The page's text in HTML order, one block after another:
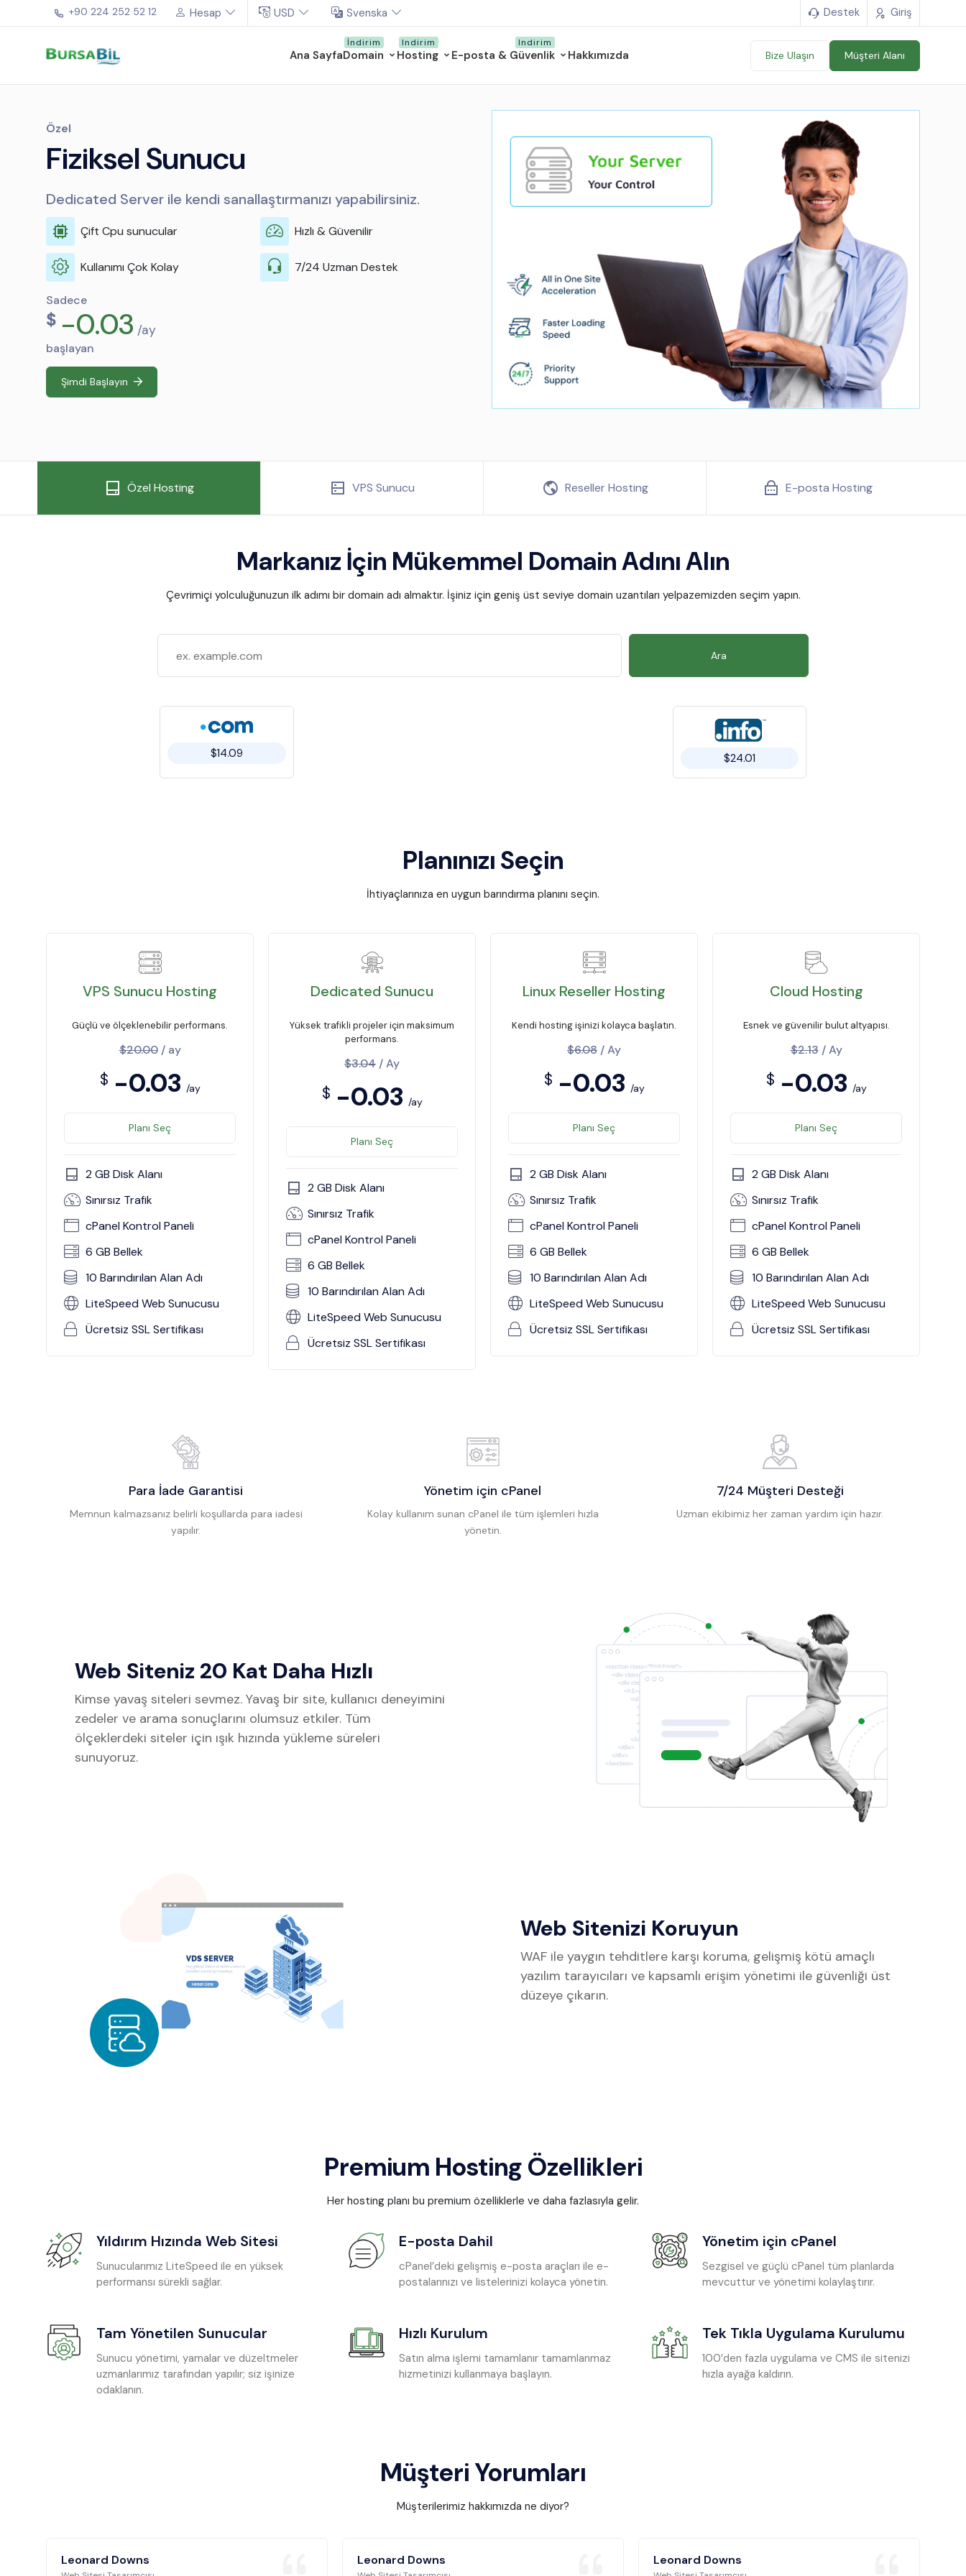
+90 224 252 52 12 Hesap USD Svenska Destek Giriş
Ana SayfaDomain Hosting E-posta & Güvenlik Hakkımızda Bize Ulaşın Müşteri Alanı
Her ihtiyaca göre VDS
VDS gibi özel kaynaklara sahip premium Sanal sunucu
Sadece
$-0.03
Şimdi Başlayın
Özel Hosting VPS Sunucu Reseller Hosting E-posta Hosting
Markanız İçin Mükemmel Domain Adını Alın
Çevrimiçi yolculuğunuzun ilk adımı bir domain adı almaktır. İşiniz için geniş üst seviye domain uzantıları yelpazemizden seçim yapın.
Ara
$14.09 $24.01
Planınızı Seçin
İhtiyaçlarınıza en uygun barındırma planını seçin.
VPS Sunucu Hosting
Güçlü ve ölçeklenebilir performans.
$20.00/ ay
$ -0.03 /ay
Planı Seç
2 GB Disk Alanı
Sınırsız Trafik
cPanel Kontrol Paneli
6 GB Bellek
10 Barındırılan Alan Adı
LiteSpeed Web Sunucusu
Ücretsiz SSL Sertifikası
Dedicated Sunucu
Yüksek trafikli projeler için maksimum
performans.
$3.04 / Ay
$ -0.03 /ay
Planı Seç
2 GB Disk Alanı
Sınırsız Trafik
cPanel Kontrol Paneli
6 GB Bellek
10 Barındırılan Alan Adı
LiteSpeed Web Sunucusu
Ücretsiz SSL Sertifikası
Linux Reseller Hosting
Kendi hosting işinizi kolayca başlatın.
$6.08 / Ay
$ -0.03 /ay
Planı Seç
2 GB Disk Alanı
Sınırsız Trafik
cPanel Kontrol Paneli
6 GB Bellek
10 Barındırılan Alan Adı
LiteSpeed Web Sunucusu
Ücretsiz SSL Sertifikası
Cloud Hosting
Esnek ve güvenilir bulut altyapısı.
$2.13/ Ay
$ -0.03 /ay
Planı Seç
2 GB Disk Alanı
Sınırsız Trafik
cPanel Kontrol Paneli
6 GB Bellek
10 Barındırılan Alan Adı
LiteSpeed Web Sunucusu
Ücretsiz SSL Sertifikası
Para İade Garantisi
Memnun kalmazsanız belirli koşullarda para iadesi
yapılır.
Yönetim için cPanel
Kolay kullanım sunan cPanel ile tüm işlemleri hızla
yönetin.
7/24 Müşteri Desteği
Uzman ekibimiz her zaman yardım için hazır.
Web Siteniz 20 Kat Daha Hızlı
Kimse yavaş siteleri sevmez. Yavaş bir site, kullanıcı deneyimini
zedeler ve arama sonuçlarını olumsuz etkiler. Tüm
ölçeklerdeki siteler için ışık hızında yükleme süreleri
sunuyoruz.
Web Sitenizi Koruyun
WAF ile yaygın tehditlere karşı koruma, gelişmiş kötü amaçlı
yazılım tarayıcıları ve kapsamlı erişim yönetimi ile güvenliği üst
düzeye çıkarın.
Premium Hosting Özellikleri
Her hosting planı bu premium özelliklerle ve daha fazlasıyla gelir.
Yıldırım Hızında Web Sitesi
Sunucularımız LiteSpeed ile en yüksek
performansı sürekli sağlar.
E-posta Dahil
cPanel’deki gelişmiş e-posta araçları ile e-
postalarınızı ve listelerinizi kolayca yönetin.
Yönetim için cPanel
Sezgisel ve güçlü cPanel tüm planlarda
mevcuttur ve yönetimi kolaylaştırır.
Tam Yönetilen Sunucular
Sunucu yönetimi, yamalar ve düzeltmeler
uzmanlarımız tarafından yapılır; siz işinize
odaklanın.
Hızlı Kurulum
Satın alma işlemi tamamlanır tamamlanmaz
hizmetinizi kullanmaya başlayın.
Tek Tıkla Uygulama Kurulumu
100’den fazla uygulama ve CMS ile sitenizi
hızla ayağa kaldırın.
Müşteri Yorumları
Müşterilerimiz hakkımızda ne diyor?
Leonard Downs Leonard Downs Leonard Downs